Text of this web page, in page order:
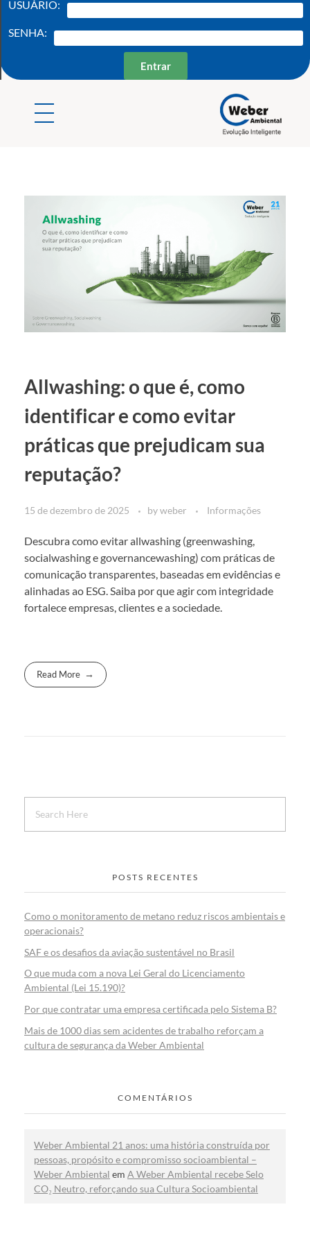
USUÁRIO:
SENHA:
Entrar
Allwashing: o que é, como
identificar e como evitar
práticas que prejudicam sua
reputação?
15 de dezembro de 2025 byweber Informações
Descubra como evitar allwashing (greenwashing,
socialwashing e governancewashing) com práticas de
comunicação transparentes, baseadas em evidências e
alinhadas ao ESG. Saiba por que agir com integridade
fortalece empresas, clientes e a sociedade.
Read More
POSTS RECENTES
Como o monitoramento de metano reduz riscos ambientais e
operacionais?
SAF e os desafios da aviação sustentável no Brasil
O que muda com a nova Lei Geral do Licenciamento
Ambiental (Lei 15.190)?
Por que contratar uma empresa certificada pelo Sistema B?
Mais de 1000 dias sem acidentes de trabalho reforçam a
cultura de segurança da Weber Ambiental
COMENTÁRIOS
Weber Ambiental 21 anos: uma história construída por
pessoas, propósito e compromisso socioambiental –
Weber Ambiental em A Weber Ambiental recebe Selo
CO₂ Neutro, reforçando sua Cultura Socioambiental